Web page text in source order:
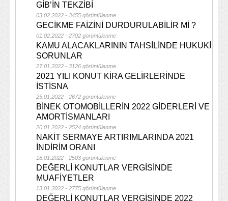
GİB’İN TEKZİBİ
03.02.2022 - 3455 görüntülenme
GECİKME FAİZİNİ DURDURULABİLİR Mİ ?
01.02.2022 - 2702 görüntülenme
KAMU ALACAKLARININ TAHSİLİNDE HUKUKİ
SORUNLAR
27.01.2022 - 3126 görüntülenme
2021 YILI KONUT KİRA GELİRLERİNDE
İSTİSNA
25.01.2022 - 2672 görüntülenme
BİNEK OTOMOBİLLERİN 2022 GİDERLERİ VE
AMORTİSMANLARI
20.01.2022 - 2524 görüntülenme
NAKİT SERMAYE ARTIRIMLARINDA 2021
İNDİRİM ORANI
18.01.2022 - 2503 görüntülenme
DEĞERLİ KONUTLAR VERGİSİNDE
MUAFİYETLER
13.01.2022 - 2775 görüntülenme
DEĞERLİ KONUTLAR VERGİSİNDE 2022